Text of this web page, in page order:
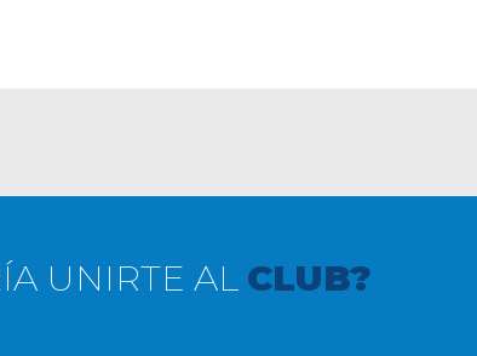
UNIRTE ALCLUB?